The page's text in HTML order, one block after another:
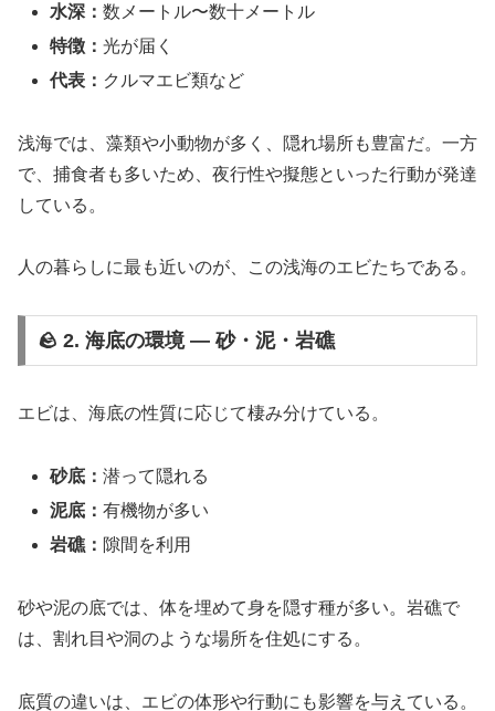
水深：数メートル〜数十メートル
特徴：光が届く
代表： クルマエビ類など
浅海では、藻類や小動物が多く、隠れ場所も豊富だ。一方
で、捕食者も多いため、夜行性や擬態といった行動が発達
している。
人の暮らしに最も近いのが、この浅海のエビたちである。
🪨 2. 海底の環境 ― 砂・泥・岩礁
エビは、海底の性質に応じて棲み分けている。
砂底：潜って隠れる
泥底：有機物が多い
岩礁： 隙間を利用
砂や泥の底では、体を埋めて身を隠す種が多い。岩礁で
は、割れ目や洞のような場所を住処にする。
底質の違いは、エビの体形や行動にも影響を与えている。